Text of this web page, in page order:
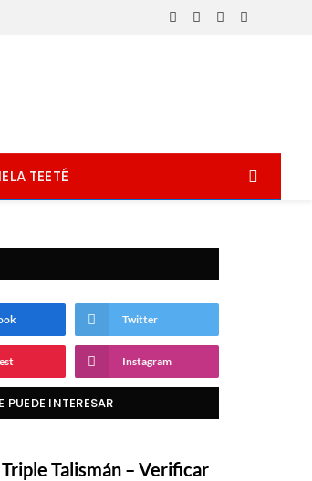
Facebook
X
InstagramWhatsApp
TEETÉ
Twitter
Instagram
PUEDE INTERESAR
Talismán – Verificar